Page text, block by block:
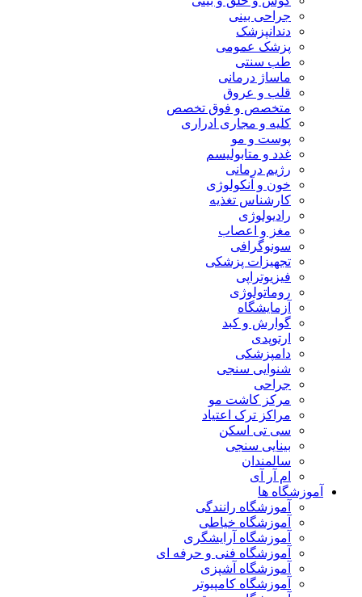
جراحی بینی
دندانپزشک
پزشک عمومی
طب سنتی
ماساژ درمانی
قلب و عروق
متخصص و فوق تخصص
کلیه و مجاری ادراری
پوست و مو
غدد و متابولیسم
رژیم درمانی
خون و آنکولوژی
کارشناس تغذیه
رادیولوژی
مغز و اعصاب
سونوگرافی
تجهیزات پزشکی
فیزیوتراپی
روماتولوژی
آزمایشگاه
گوارش و کبد
ارتوپدی
دامپزشکی
شنوایی سنجی
جراحی
مرکز کاشت مو
مراکز ترک اعتیاد
سی تی اسکن
بینایی سنجی
سالمندان
ام آر آی
آموزشگاه ها
آموزشگاه رانندگی
آموزشگاه خیاطی
آموزشگاه آرایشگری
آموزشگاه فنی و حرفه ای
آموزشگاه آشپزی
آموزشگاه کامپیوتر